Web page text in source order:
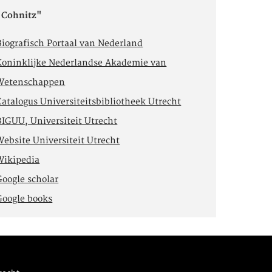
Portaal van Nederland
Nederlandse Akademie van
Universiteitsbibliotheek Utrecht
Universiteit Utrecht
Universiteit Utrecht
scholar
books